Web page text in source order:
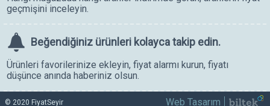
geçmişini inceleyin.
Beğendiğiniz ürünleri kolayca takip edin.
Ürünleri favorilerinize ekleyin, fiyat alarmı kurun, fiyatı
düşünce anında haberiniz olsun.
Web Tasarım
© 2020 FiyatSeyir